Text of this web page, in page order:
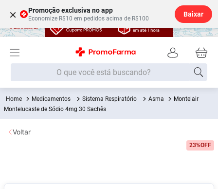
× Promoção exclusiva no app
Economize R$10 em pedidos acima de R$100
Baixar
O que você está buscando?
Medicamentos Sistema Respiratório Asma
Montelair
Montelucaste de Sódio 4mg 30 Sachês
23%OFF
Voltar
Termos mais buscados
1º Fralda
2
5º Fralda G